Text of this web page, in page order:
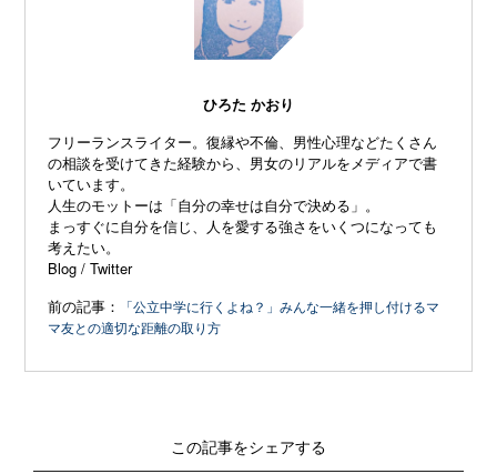
ひろた かおり
フリーランスライター。復縁や不倫、 男性心理などたくさん
の相談を受けてきた経験から、 男女のリアルをメディアで書
いています。
人生のモットーは「自分の幸せは自分で決める」。
まっすぐに自分を信じ、
人を愛する強さをいくつになっても
考えたい。
Blog /Twitter
前の記事：
「公立中学に行くよね？」みんな一緒を押し付けるマ
マ友との適切な距離の取り方
この記事をシェアする